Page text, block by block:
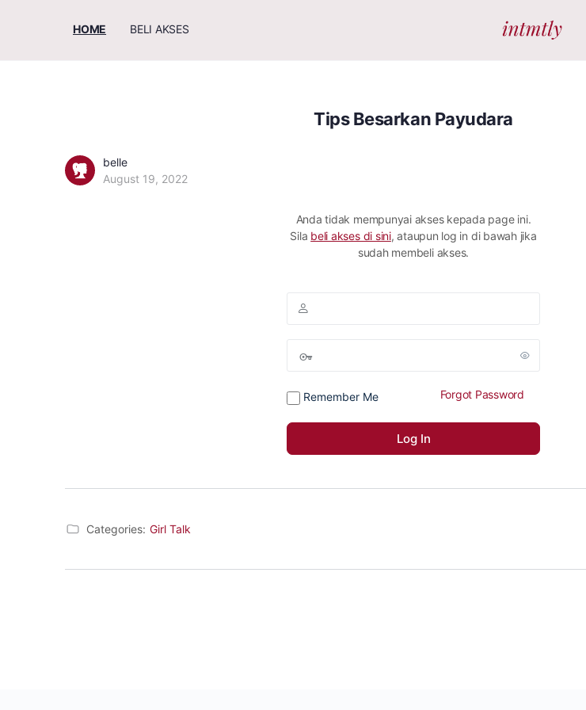
HOME BELI AKSES
Tips Besarkan Payudara
belle
August 19, 2022
Anda tidak mempunyai akses kepada page ini.
Sila beli akses di sini, ataupun log in di bawah jika
sudah membeli akses.
Remember Me Forgot Password
Categories: Girl Talk